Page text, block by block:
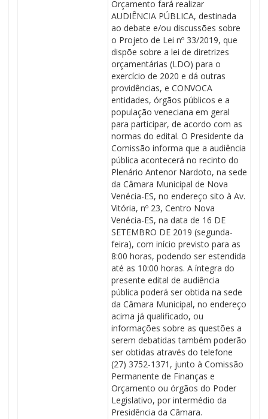
Orçamento fará realizar
AUDIÊNCIA PÚBLICA, destinada
ao debate e/ou discussões sobre
o Projeto de Lei nº 33/2019, que
dispõe sobre a lei de diretrizes
orçamentárias (LDO) para o
exercício de 2020 e dá outras
providências, e CONVOCA
entidades, órgãos públicos e a
população veneciana em geral
para participar, de acordo com as
normas do edital. O Presidente da
Comissão informa que a audiência
pública acontecerá no recinto do
Plenário Antenor Nardoto, na sede
da Câmara Municipal de Nova
Venécia-ES, no endereço sito à Av.
Vitória, nº 23, Centro Nova
Venécia-ES, na data de 16 DE
SETEMBRO DE 2019 (segunda-
feira), com início previsto para as
8:00 horas, podendo ser estendida
até as 10:00 horas. A íntegra do
presente edital de audiência
pública poderá ser obtida na sede
da Câmara Municipal, no endereço
acima já qualificado, ou
informações sobre as questões a
serem debatidas também poderão
ser obtidas através do telefone
(27) 3752-1371, junto à Comissão
Permanente de Finanças e
Orçamento ou órgãos do Poder
Legislativo, por intermédio da
Presidência da Câmara.